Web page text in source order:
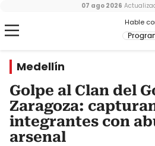
Hable
07 ago 2026
Medellín
Golpe al Clan del
Zaragoza:
integrantes con
arsenal